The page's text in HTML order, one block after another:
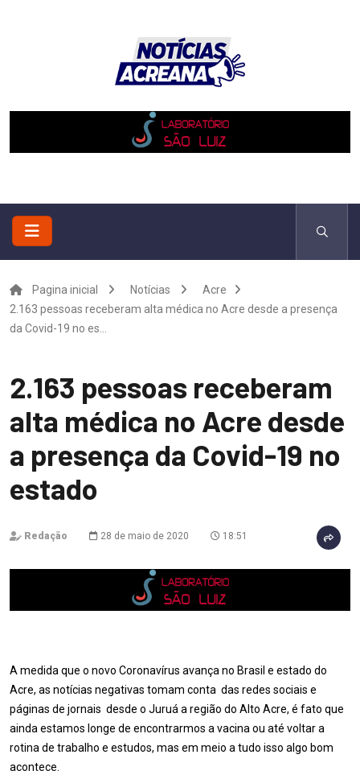
Pagina inicial Notícias
Acre
2.163 pessoas receberam alta médica no Acre desde a presença
da Covid-19 no es...
2.163 pessoas receberam
alta médica no Acre desde
a presença da Covid-19 no
estado
Redação 28 de maio de 2020 18:51
A medida que o novo Coronavírus avança no Brasil e estado do
Acre, as notícias negativas tomam conta das redes sociais e
páginas de jornais desde o Juruá a região do Alto Acre, é fato que
ainda estamos longe de encontrarmos a vacina ou até voltar a
rotina de trabalho e estudos, mas em meio a tudo isso algo bom
acontece.